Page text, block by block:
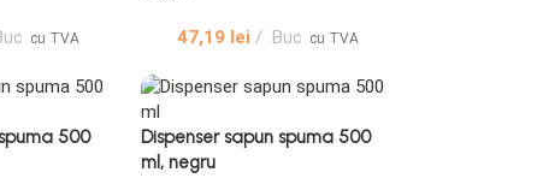
cu TVA 47,19 lei Buc cu TVA
500
Dispenser sapun spuma 500
ml, negru